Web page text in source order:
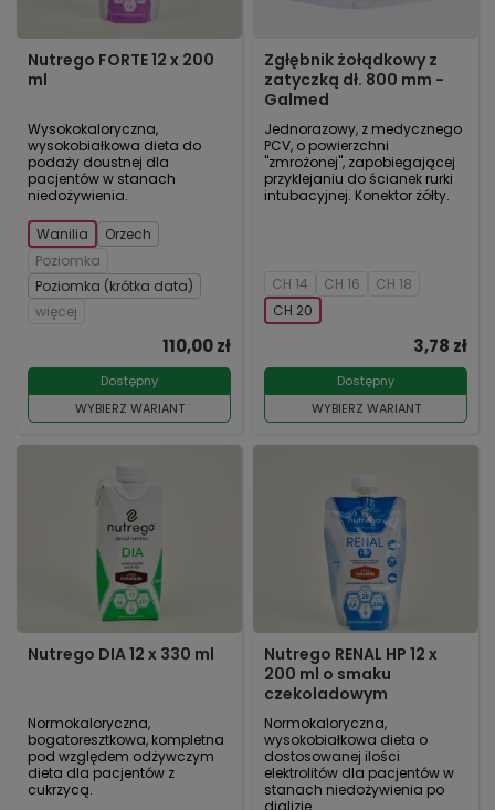
Nutrego FORTE 12 x 200
ml
Wysokokaloryczna,
wysokobiałkowa dieta do
podaży doustnej dla
pacjentów w stanach
niedożywienia.
Wanilia
Orzech
Poziomka
Poziomka (krótka data)
więcej
Dostępny
WYBIERZ WARIANT
110,00 zł
Zgłębnik żołądkowy z
zatyczką dł. 800 mm -
Galmed
Jednorazowy, z medycznego
PCV, o powierzchni
"zmrożonej", zapobiegającej
przyklejaniu do ścianek rurki
intubacyjnej. Konektor żółty.
CH 14 CH 16
CH 18
CH 20
Dostępny
WYBIERZ WARIANT
3,78 zł
Nutrego DIA 12 x 330 ml
Normokaloryczna,
bogatoresztkowa, kompletna
pod względem odżywczym
dieta dla pacjentów z
cukrzycą.
Nutrego RENAL HP 12 x
200 ml o smaku
czekoladowym
Normokaloryczna,
wysokobiałkowa dieta o
dostosowanej ilości
elektrolitów dla pacjentów w
stanach niedożywienia po
dializie.